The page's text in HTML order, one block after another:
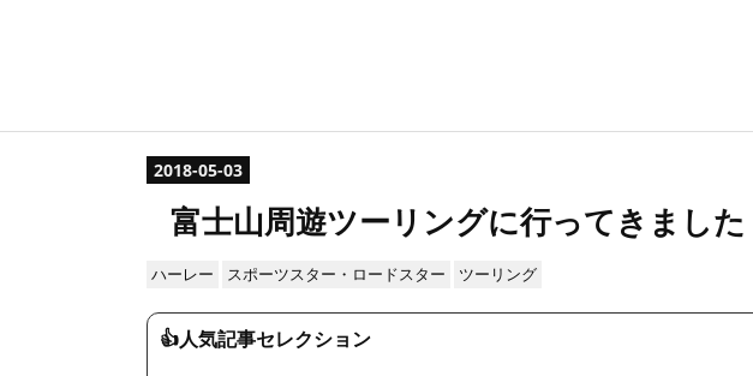
2018-05-03
富士山周遊ツーリングに行ってきました
ハーレー スポーツスター・ロードスター ツーリング
👍人気記事セレクション